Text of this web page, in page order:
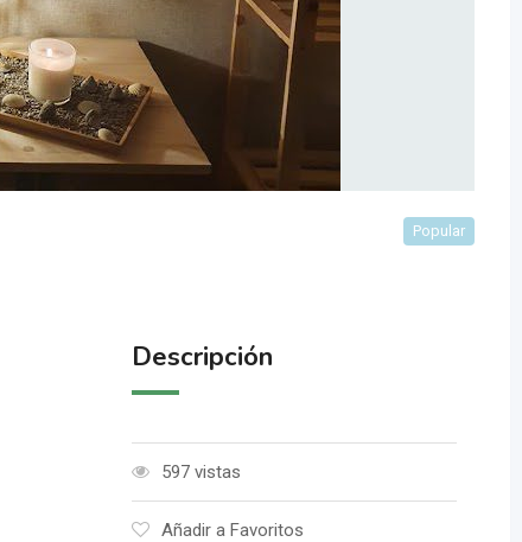
Popular
Descripción
597 vistas
Añadir a Favoritos